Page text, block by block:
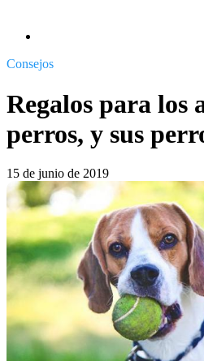
Consejos
Regalos para los
perros, y sus
15 de junio de 2019